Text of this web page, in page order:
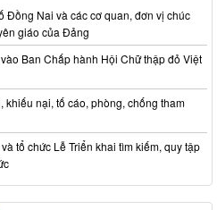
Đồng Nai và các cơ quan, đơn vị chúc
giáo của Đảng
Ban Chấp hành Hội Chữ thập đỏ Việt
khiếu nại, tố cáo, phòng, chống tham
tổ chức Lễ Triển khai tìm kiếm, quy tập